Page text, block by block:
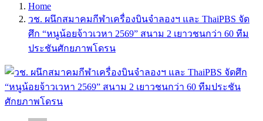
Home
วช. ผนึกสมาคมกีฬาเครื่องบินจำลองฯ และ ThaiPBS จัด
ศึก “หนูน้อยจ้าวเวหา 2569” สนาม 2 เยาวชนกว่า 60 ทีม
ประชันศักยภาพโดรน